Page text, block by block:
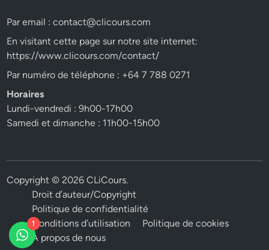
Par email :contact@clicours.com
En visitant cette page sur notre site internet:
https://www.clicours.com/contact/
Par numéro de téléphone : +64 7 788 0271
Horaires
Lundi-vendredi : 9h00-17h00
Samedi et dimanche : 11h00-15h00
Copyright © 2026CLiCours.
Droit d’auteur/Copyright
Politique de confidentialité
Conditions d’utilisation
Politique de cookies
A propos de nous
1